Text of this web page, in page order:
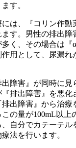
す。
には、『コリン作
す。男性の排出障
く、その場合は『
用として、尿漏れ
出障害』が同時に
排出障害』を悪化
出障害』から治療
の量が100mL以上
自分でカテーテル
法を行います。